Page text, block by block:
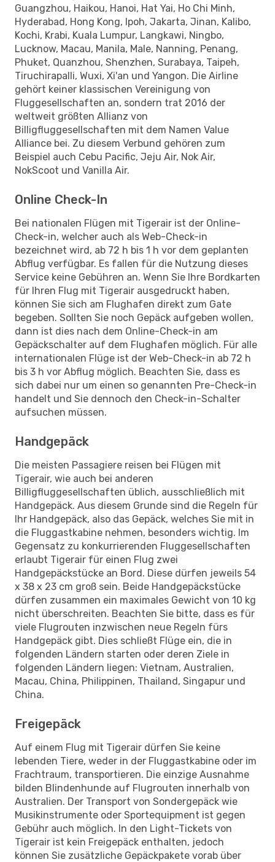
Guangzhou, Haikou, Hanoi, Hat Yai, Ho Chi Minh,
Hyderabad, Hong Kong, Ipoh, Jakarta, Jinan, Kalibo,
Kochi, Krabi, Kuala Lumpur, Langkawi, Ningbo,
Lucknow, Macau, Manila, Male, Nanning, Penang,
Phuket, Quanzhou, Shenzhen, Surabaya, Taipeh,
Tiruchirapalli, Wuxi, Xi'an und Yangon. Die Airline
gehört keiner klassischen Vereinigung von
Fluggesellschaften an, sondern trat 2016 der
weltweit größten Allianz von
Billigfluggesellschaften mit dem Namen Value
Alliance bei. Zu diesem Verbund gehören zum
Beispiel auch Cebu Pacific, Jeju Air, Nok Air,
NokScoot und Vanilla Air.
Online Check-In
Bei nationalen Flügen mit Tigerair ist der Online-
Check-in, welcher auch als Web-Check-in
bezeichnet wird, ab 72 h bis 1 h vor dem geplanten
Abflug verfügbar. Es fallen für die Nutzung dieses
Service keine Gebühren an. Wenn Sie Ihre Bordkarten
für Ihren Flug mit Tigerair ausgedruckt haben,
können Sie sich am Flughafen direkt zum Gate
begeben. Sollten Sie noch Gepäck aufgeben wollen,
dann ist dies nach dem Online-Check-in am
Gepäckschalter auf dem Flughafen möglich. Für alle
internationalen Flüge ist der Web-Check-in ab 72 h
bis 3 h vor Abflug möglich. Beachten Sie, dass es
sich dabei nur um einen so genannten Pre-Check-in
handelt und Sie dennoch den Check-in-Schalter
aufsuchen müssen.
Handgepäck
Die meisten Passagiere reisen bei Flügen mit
Tigerair, wie auch bei anderen
Billigfluggesellschaften üblich, ausschließlich mit
Handgepäck. Aus diesem Grunde sind die Regeln für
Ihr Handgepäck, also das Gepäck, welches Sie mit in
die Fluggastkabine nehmen, besonders wichtig. Im
Gegensatz zu konkurrierenden Fluggesellschaften
erlaubt Tigerair für einen Flug zwei
Handgepäckstücke an Bord. Diese dürfen jeweils 54
x 38 x 23 cm groß sein. Beide Handgepäckstücke
dürfen zusammen ein maximales Gewicht von 10 kg
nicht überschreiten. Beachten Sie bitte, dass es für
viele Flugrouten inzwischen neue Regeln fürs
Handgepäck gibt. Dies schließt Flüge ein, die in
folgenden Ländern starten oder deren Ziele in
folgenden Ländern liegen: Vietnam, Australien,
Macau, China, Philippinen, Thailand, Singapur und
China.
Freigepäck
Auf einem Flug mit Tigerair dürfen Sie keine
lebenden Tiere, weder in der Fluggastkabine oder im
Frachtraum, transportieren. Die einzige Ausnahme
bilden Blindenhunde auf Flugrouten innerhalb von
Australien. Der Transport von Sondergepäck wie
Musikinstrumente oder Sportequipment ist gegen
Gebühr auch möglich. In den Light-Tickets von
Tigerair ist kein Freigepäck enthalten, jedoch
können Sie zusätzliche Gepäckpakete vorab über